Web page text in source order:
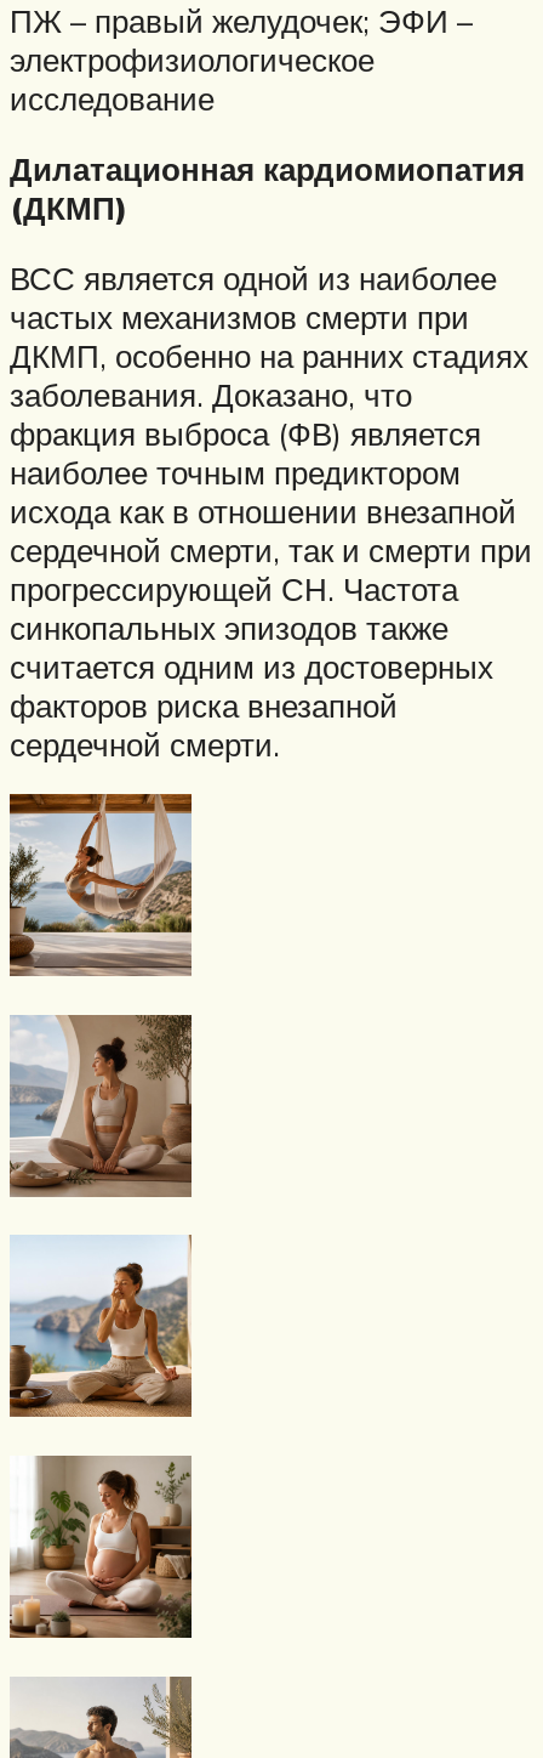
ПЖ – правый желудочек; ЭФИ –
электрофизиологическое
исследование
Дилатационная кардиомиопатия
(ДКМП)
ВСС является одной из наиболее
частых механизмов смерти при
ДКМП, особенно на ранних стадиях
заболевания. Доказано, что
фракция выброса (ФВ) является
наиболее точным предиктором
исхода как в отношении внезапной
сердечной смерти, так и смерти при
прогрессирующей СН. Частота
синкопальных эпизодов также
считается одним из достоверных
факторов риска внезапной
сердечной смерти.